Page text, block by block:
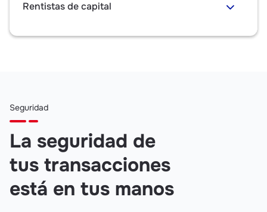
Rentistas de capital
Seguridad
La seguridad de
tus transacciones
está en tus manos